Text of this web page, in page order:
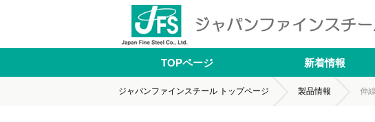
TOPページ 新着情報
ジャパンファインスチール トップページ 製品情報 伸